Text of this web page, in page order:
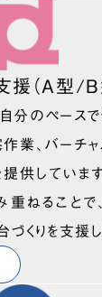
援（A型/B
分のペース
業、バーチ
供していま
重ねることで
くりを支援し